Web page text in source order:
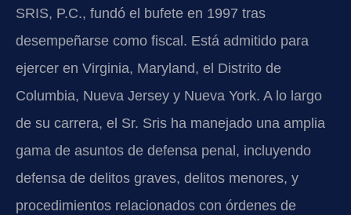
SRIS, P.C., fundó el bufete en 1997 tras
desempeñarse como fiscal. Está admitido para
ejercer en Virginia, Maryland, el Distrito de
Columbia, Nueva Jersey y Nueva York. A lo largo
de su carrera, el Sr. Sris ha manejado una amplia
gama de asuntos de defensa penal, incluyendo
defensa de delitos graves, delitos menores, y
procedimientos relacionados con órdenes de